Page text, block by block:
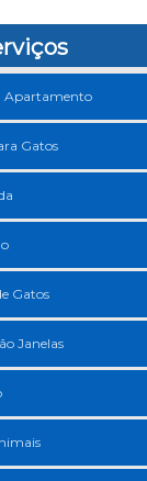
Apartamento
Gatos
Gatos
Janelas